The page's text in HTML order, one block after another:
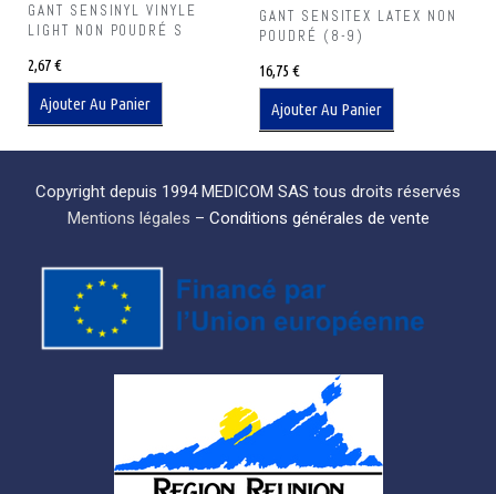
GANT SENSINYL VINYLE
LIGHT NON POUDRÉ S
2,67€
Ajouter Au Panier
GANT SENSITEX LATEX NON
POUDRÉ (8-9)
16,75 €
Ajouter Au Panier
Copyright depuis 1994 MEDICOM SAS tous droits réservés
Mentions légales – Conditions générales de vente